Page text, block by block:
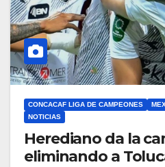
CONCACAF LIGA DE CAMPEONES
NOTICIAS
Herediano da la
eliminando a